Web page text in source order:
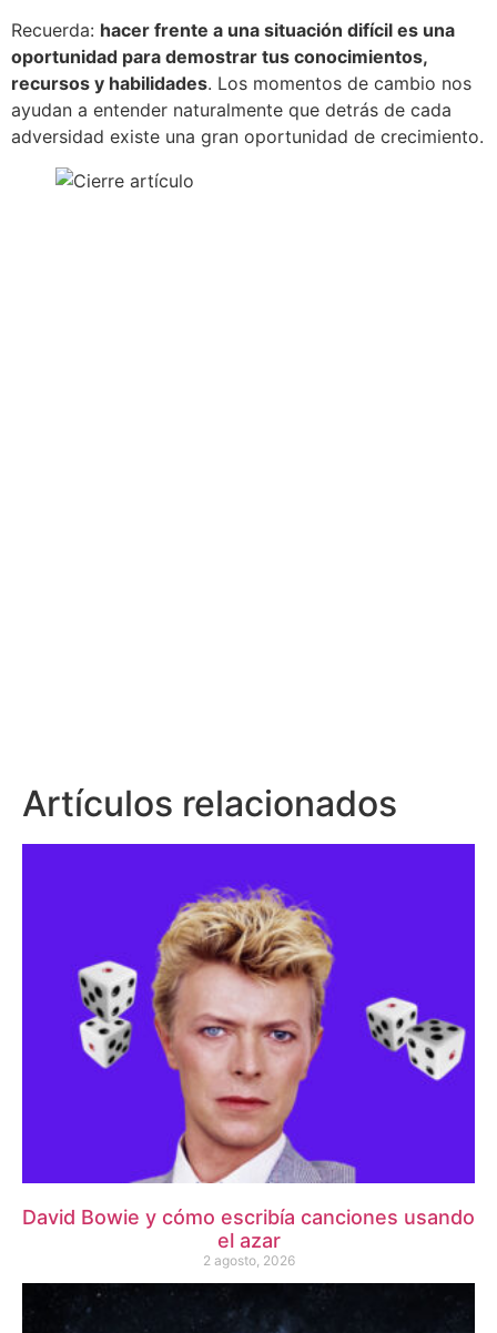
Recuerda: hacer frente a una situación difícil es una
oportunidad para demostrar tus conocimientos,
recursos y habilidades. Los momentos de cambio nos
ayudan a entender naturalmente que detrás de cada
adversidad existe una gran oportunidad de crecimiento.
Artículos relacionados
David Bowie y cómo escribía canciones usando
el azar
2 agosto, 2026